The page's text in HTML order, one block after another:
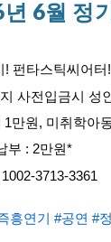
6월 정
! 펀타스틱씨어터
사전입금시 성
, 미취학아동
부 : 2만원*
3713-3361
흥연기 #공연 #